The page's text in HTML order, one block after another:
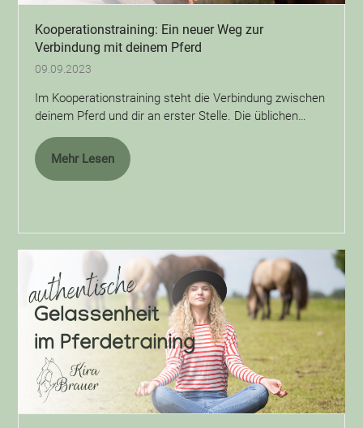
Kooperationstraining: Ein neuer Weg zur
Verbindung mit deinem Pferd
09.09.2023
Im Kooperationstraining steht die Verbindung zwischen
deinem Pferd und dir an erster Stelle. Die üblichen…
Mehr Lesen